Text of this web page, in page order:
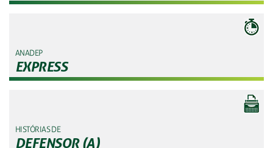
ANADEP
EXPRESS
HISTÓRIAS DE
DEFENSOR (A)